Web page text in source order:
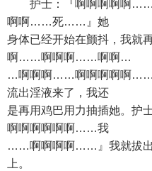
护士：『啊啊啊啊啊
啊啊……死……』她
身体已经开始在颤抖，我就
啊……啊啊啊……啊啊…
…啊啊啊……啊啊啊啊啊……
流出淫液来了，我还
是再用鸡巴用力抽插她。
啊啊啊啊啊啊……我
……啊啊啊啊……』我就拔出
上。